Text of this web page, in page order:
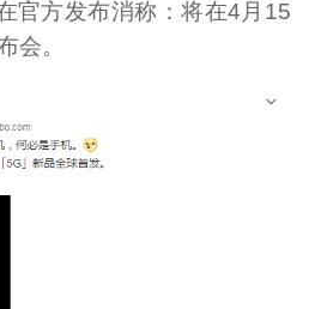
官方发布消称：将在4月15
会。